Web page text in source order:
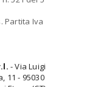
. Partita Iva
- Via Luigi
11 - 95030